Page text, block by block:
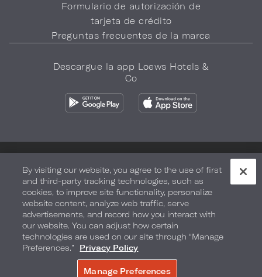
Formulario de autorización de
tarjeta de crédito
Preguntas frecuentes de la marca
Descargue la app Loews Hotels &
Co
Seguridad y bienestar Términos de Uso Accesibilidad
Mapa del sitio Sus opciones de privacidad
DERECHOS DE AUTOR 2026.LOEWS HOTELS & CO
By visiting our website, you agree to the use of first
and third-party tracking technologies, such as
cookies, to improve site functionality, personalize
website content, analyze web traffic, serve
advertisements, and record how you interact with
our website. You can adjust how certain
technologies are used on our site through “Manage
Preferences.”
Privacy Policy
Manage Preferences